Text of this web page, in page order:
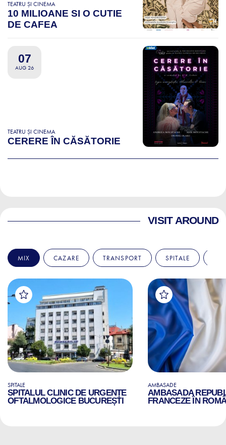
TEATRU ȘI CINEMA
10 MILIOANE SI O CUTIE
DE CAFEA
07
AUG 26
TEATRU ȘI CINEMA
CERERE ÎN CĂSĂTORIE
VISIT AROUND
MIX CAZARE TRANSPORT SPITALE
SPITALE
SPITALUL CLINIC DE URGENȚE
OFTALMOLOGICE BUCUREȘTI
AMBASADE
AMBASADA
FRANCEZE ÎN